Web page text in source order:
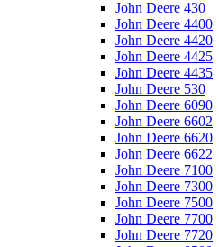
John Deere 430
John Deere 4400
John Deere 4420
John Deere 4425
John Deere 4435
John Deere 530
John Deere 6090
John Deere 6602
John Deere 6620
John Deere 6622
John Deere 7100
John Deere 7300
John Deere 7500
John Deere 7700
John Deere 7720